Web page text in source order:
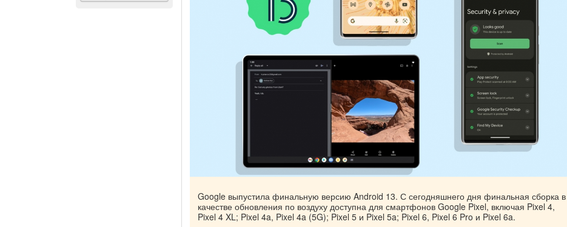
Google выпустила финальную версию Android 13. С сегодняшнего дня финальная сборка в
качестве обновления по воздуху доступна для смартфонов Google Pixel, включая Pixel 4,
Pixel 4 XL; Pixel 4a, Pixel 4a (5G); Pixel 5 и Pixel 5a; Pixel 6, Pixel 6 Pro и Pixel 6a.